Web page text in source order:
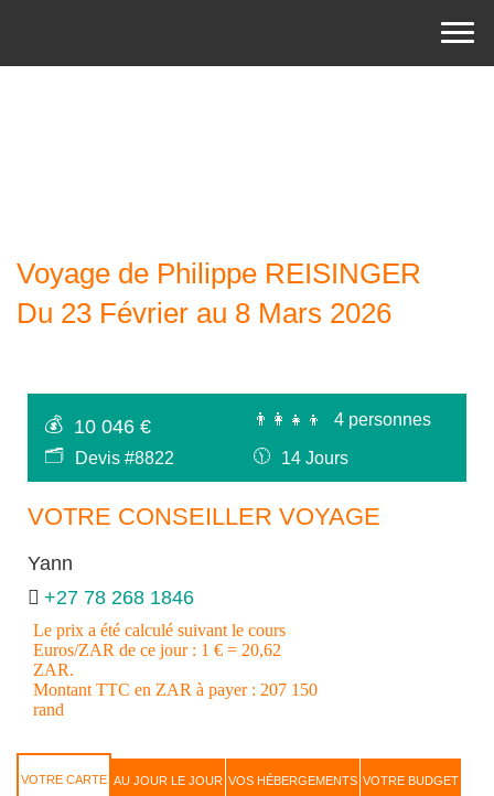
Voyage de Philippe REISINGER
Du 23 Février au 8 Mars 2026
💰 10 046 € 👨‍👩‍👧‍👦
4 personnes
🗂
Devis #8822 🕦 14 Jours
VOTRE CONSEILLER VOYAGE
Yann
+27 78 268 1846
Le prix a été calculé suivant le cours
Euros/ZAR de ce jour : 1 € = 20,62
ZAR.
Montant TTC en ZAR à payer : 207 150
rand
VOTRE CARTE AU JOUR LE JOUR VOS HÉBERGEMENTS VOTRE BUDGET